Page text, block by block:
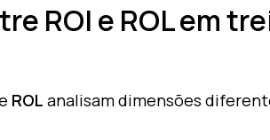
ROI e ROL em
ROL analisam dimensões